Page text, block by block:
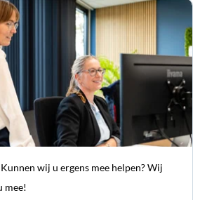
wij u ergens mee helpen? Wij
mee!